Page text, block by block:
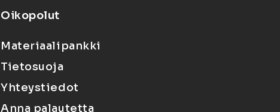
Oikopolut
Materiaalipankki
Tietosuoja
Yhteystiedot
Anna palautetta